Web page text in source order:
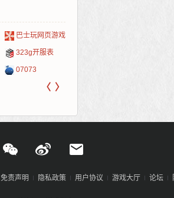
巴士玩网页游戏
323g开服表
07073
〈 〉
免责声明 隐私政策 用户协议 游戏大厅 论坛